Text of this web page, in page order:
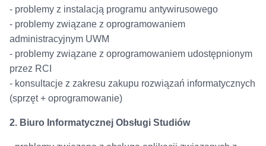
- problemy z instalacją programu antywirusowego
- problemy związane z oprogramowaniem
administracyjnym UWM
- problemy związane z oprogramowaniem udostępnionym
przez RCI
- konsultacje z zakresu zakupu rozwiązań informatycznych
(sprzęt + oprogramowanie)
2. Biuro Informatycznej Obsługi Studiów